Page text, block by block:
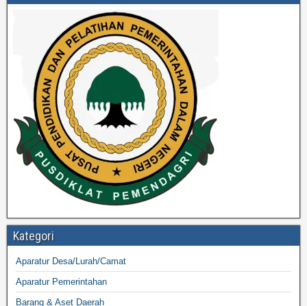
Kategori
Aparatur Desa/Lurah/Camat
Aparatur Pemerintahan
Barang & Aset Daerah